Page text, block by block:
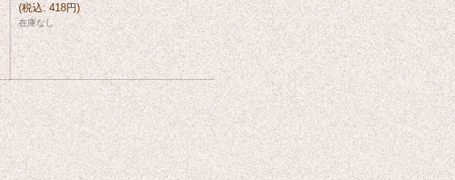
(税込: 418円)
在庫なし